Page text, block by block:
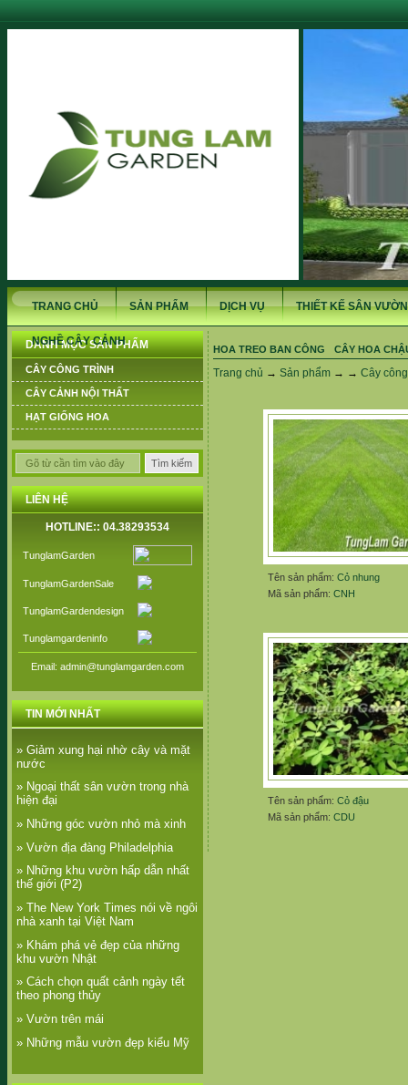
TRANG CHỦ SẢN PHẨM DỊCH VỤ THIẾT KẾ SÂN VƯỜN
NGHỀ CÂY CẢNH
DANH MỤC SẢN PHẨM
CÂY CÔNG TRÌNH
CÂY CẢNH NỘI THẤT
HẠT GIỐNG HOA
LIÊN HỆ
HOTLINE:: 04.38293534
TunglamGarden
TunglamGardenSale
TunglamGardendesign
Tunglamgardeninfo
Email: admin@tunglamgarden.com
TIN MỚI NHẤT
» Giảm xung hại nhờ cây và mặt
nước
» Ngoại thất sân vườn trong nhà
hiện đại
» Những góc vườn nhỏ mà xinh
» Vườn địa đàng Philadelphia
» Những khu vườn hấp dẫn nhất
thế giới (P2)
» The New York Times nói về ngôi
nhà xanh tại Việt Nam
» Khám phá vẻ đẹp của những
khu vườn Nhật
» Cách chọn quất cảnh ngày tết
theo phong thủy
» Vườn trên mái
» Những mẫu vườn đẹp kiểu Mỹ
HOA TREO BAN CÔNG CÂY HOA
Trang chủ → Sản phẩm → → Cây
Tên sản phẩm: Cỏ nhung
Mã sản phẩm: CNH
Tên sản phẩm: Cỏ đậu
Mã sản phẩm: CDU